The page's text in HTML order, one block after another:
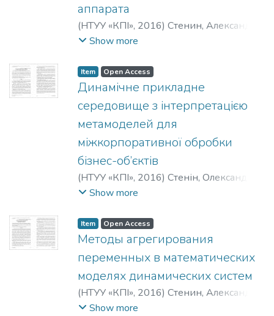
аппарата
(НТУУ «КПІ», 2016) Стенин, Александр
Африканович
Александрович;
Африканович;Мелкумян, Катерина
Гуменний, Дмитро
Олександрович ;Stenin, A. ;Melkumian, K.
Gumennij, D.
Show more
Item Open Access
Динамічне прикладне
середовище з інтерпретацією
метамоделей для
міжкорпоративної обробки
бізнес-об’єктів
(НТУУ «КПІ», 2016) Стенін, Олександр
Африканович
Гафарович;Stenin, A. A.
Shemsedinov, T. G.;Стенин, Александр
Афанасьевич;Шемсединов, Тимур
Гафарович
Show more
Item Open Access
Методы агрегирования
переменных в математических
моделях динамических систем
(НТУУ «КПІ», 2016) Стенин, Александр
Африканович
Show more